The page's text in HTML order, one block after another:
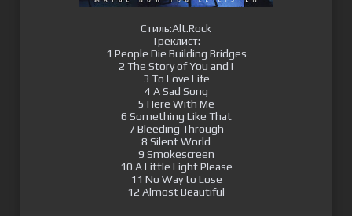
Стиль:Alt.Rock
Треклист:
1 People Die Building Bridges
2 The Story of You and I
3 To Love Life
4 A Sad Song
5 Here With Me
6 Something Like That
7 Bleeding Through
8 Silent World
9 Smokescreen
10 A Little Light Please
11 No Way to Lose
12 Almost Beautiful